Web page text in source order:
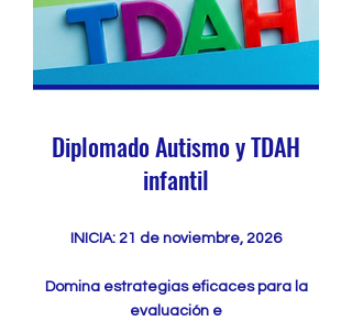
Diplomado Autismo y TDAH
infantil
INICIA: 21 de noviembre, 2026
Domina estrategias eficaces para la
evaluación e